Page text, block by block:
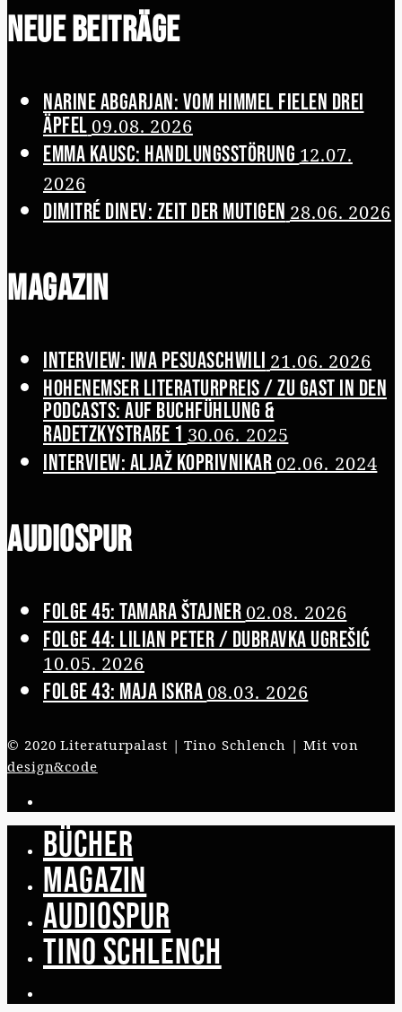
Neue Beiträge
Narine Abgarjan: Vom Himmel fielen drei
Äpfel 09.08. 2026
Emma Kausc: Handlungsstörung 12.07.
2026
Dimitré Dinev: Zeit der Mutigen 28.06. 2026
Magazin
Interview: Iwa Pesuaschwili 21.06. 2026
Hohenemser Literaturpreis / Zu Gast in den
Podcasts: Auf Buchfühlung &
Radetzkystraße 1 30.06. 2025
Interview: Aljaž Koprivnikar 02.06. 2024
Audiospur
Folge 45: Tamara Štajner 02.08. 2026
Folge 44: Lilian Peter / Dubravka Ugrešić
10.05. 2026
Folge 43: Maja Iskra 08.03. 2026
© 2020 Literaturpalast | Tino Schlench | Mit von
design&code
Bücher
Magazin
Audiospur
Tino Schlench